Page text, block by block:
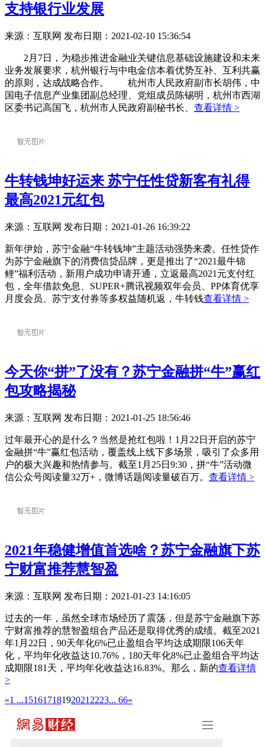
支持银行业发展
来源：互联网 发布日期：2021-02-10 15:36:54
2月7日，为稳步推进金融业关键信息基础设施建设和未来
业务发展要求，杭州银行与中电金信本着优势互补、互利共赢
的原则，达成战略合作。 杭州市人民政府副市长胡伟，中
国电子信息产业集团副总经理、党组成员陈锡明，杭州市西湖
区委书记高国飞，杭州市人民政府副秘书长、 查看详情 >
牛转钱坤好运来 苏宁任性贷新客有礼得
最高2021元红包
来源：互联网 发布日期：2021-01-26 16:39:22
新年伊始，苏宁金融“牛转钱坤”主题活动强势来袭。任性贷作
为苏宁金融旗下的消费信贷品牌，更是推出了“2021最牛锦
鲤”福利活动，新用户成功申请开通，立返最高2021元支付红
包，全年借款免息、SUPER+腾讯视频双年会员、PP体育优享
月度会员、苏宁支付券等多权益随机返，牛转钱查看详情 >
今天你“拼”了没有？苏宁金融拼“牛”赢红
包攻略揭秘
来源：互联网 发布日期：2021-01-25 18:56:46
过年最开心的是什么？当然是抢红包啦！1月22日开启的苏宁
金融拼“牛”赢红包活动，覆盖线上线下多场景，吸引了众多用
户的极大兴趣和热情参与。截至1月25日9:30，拼“牛”活动微
信公众号阅读量32万+，微博话题阅读量破百万。 查看详情 >
2021年稳健增值首选啥？苏宁金融旗下苏
宁财富推荐慧智盈
来源：互联网 发布日期：2021-01-23 14:16:05
过去的一年，虽然全球市场经历了震荡，但是苏宁金融旗下苏
宁财富推荐的慧智盈组合产品还是取得优秀的成绩。截至2021
年1月22日，90天年化6%已止盈组合平均达成期限106天年
化，平均年化收益达10.76%，180天年化8%已止盈组合平均达
成期限181天，平均年化收益达16.83%。那么，新的查看详情
>
«1 ...15161718192021 2223... 66»